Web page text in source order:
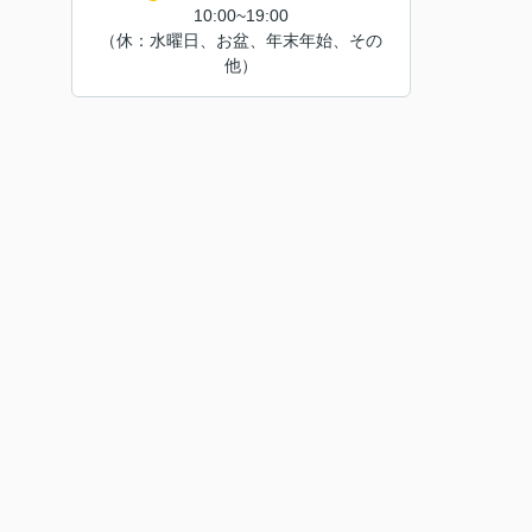
10:00~19:00
（休：水曜日、お盆、年末年始、その
他）